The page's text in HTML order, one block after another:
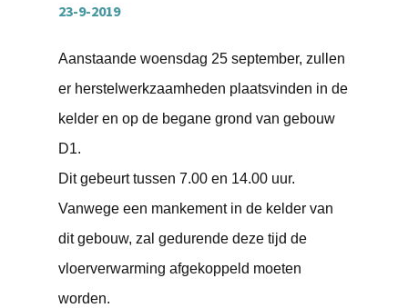
23-9-2019
Aanstaande woensdag 25 september, zullen
er herstelwerkzaamheden plaatsvinden in de
kelder en op de begane grond van gebouw
D1.
Dit gebeurt tussen 7.00 en 14.00 uur.
Vanwege een mankement in de kelder van
dit gebouw, zal gedurende deze tijd de
vloerverwarming afgekoppeld moeten
worden.